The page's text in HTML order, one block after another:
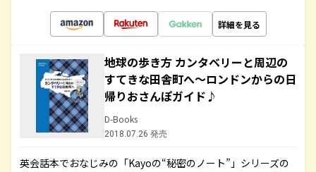
詳細を見る
地球の歩き方 カンタベリーと周辺の
すてきな田舎町へ～ロンドンからの日
帰りおさんぽガイド♪
D-Books
2018.07.26 発売
英会話本でおなじみの「Kayoの“秘密のノート”」シリーズの